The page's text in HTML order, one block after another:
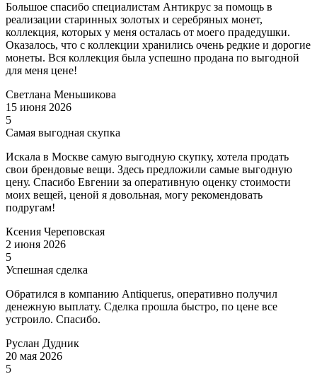
Большое спасибо специалистам Антикрус за помощь в
реализации старинных золотых и серебряных монет,
коллекция, которых у меня осталась от моего прадедушки.
Оказалось, что с коллекции хранились очень редкие и дорогие
монеты. Вся коллекция была успешно продана по выгодной
для меня цене!
Светлана Меньшикова
15 июня 2026
5
Самая выгодная скупка
Искала в Москве самую выгодную скупку, хотела продать
свои брендовые вещи. Здесь предложили самые выгодную
цену. Спасибо Евгении за оперативную оценку стоимости
моих вещей, ценой я довольная, могу рекомендовать
подругам!
Ксения Череповская
2 июня 2026
5
Успешная сделка
Обратился в компанию Antiquerus, оперативно получил
денежную выплату. Сделка прошла быстро, по цене все
устроило. Спасибо.
Руслан Дудник
20 мая 2026
5